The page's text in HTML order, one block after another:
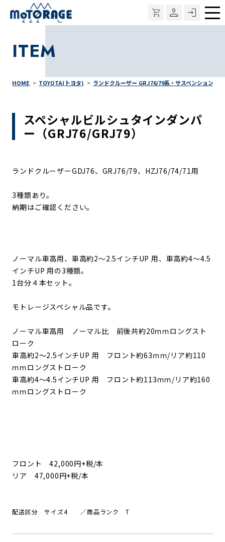
ITEM
HOME TOYOTA(トヨタ) ランドクルーザー GRJ76/79系・サスペンション
スペシャルビルシュタインダンパ
ー（GRJ76/GRJ79）
ランドクルーザーGDJ76、GRJ76/79、HZJ76/74/71用
3種類あり。
納期はご確認ください。
ノーマル車高用、車高約2～2.5インチUP 用、車高約4～4.5
インチUP 用の3種類。
1台分４本セット。
モトレージスペシャル品です。
ノーマル車高用 ノーマル比 前後共約20ｍｍロングスト
ローク
車高約2～2.5インチUP 用 フロント約63ｍｍ/リア約110
ｍｍロングストローク
車高約4～4.5インチUP 用 フロント約113ｍｍ/リア約160
ｍｍロングストローク
フロント 42,000円+税/本
リア 47,000円+税/本
配送区分 サイズ4 ／商品ランク T
メ